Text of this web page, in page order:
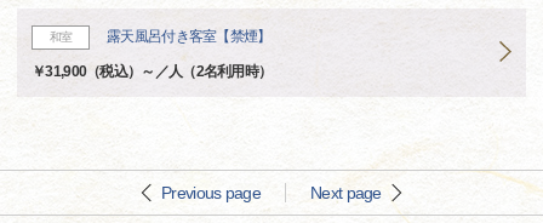
和室 露天風呂付き客室【禁煙】
￥31,900（税込）～／人（2名利用時）
Previous page Next page